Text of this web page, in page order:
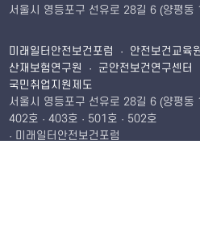
서울시 영등포구 선유로 28길 6 (양평
미래일터안전보건포럼 · 안전보건교육
산재보험연구원 · 군안전보건연구센터
국민취업지원제도
서울시 영등포구 선유로 28길 6 (양평동
402호 · 403호 · 501호 · 502호
· 미래일터안전보건포럼